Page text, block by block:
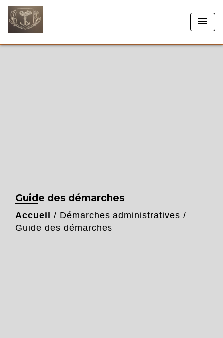
menu
Guide des démarches
Accueil / Démarches administratives /
Guide des démarches